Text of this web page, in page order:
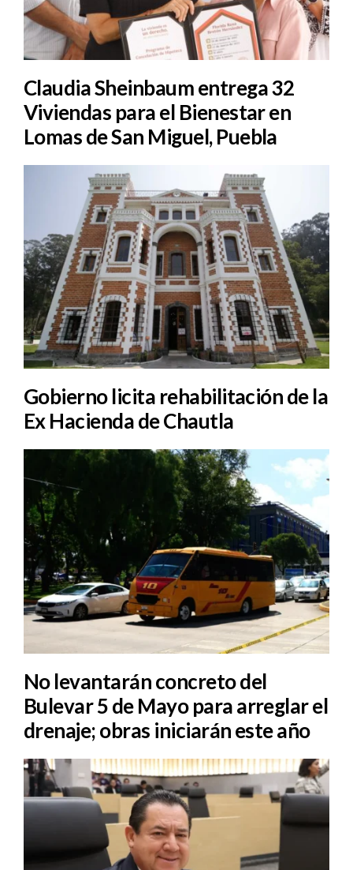
Claudia Sheinbaum entrega 32
Viviendas para el Bienestar en
Lomas de San Miguel, Puebla
Gobierno licita rehabilitación de la
Ex Hacienda de Chautla
No levantarán concreto del
Bulevar 5 de Mayo para arreglar el
drenaje; obras iniciarán este año